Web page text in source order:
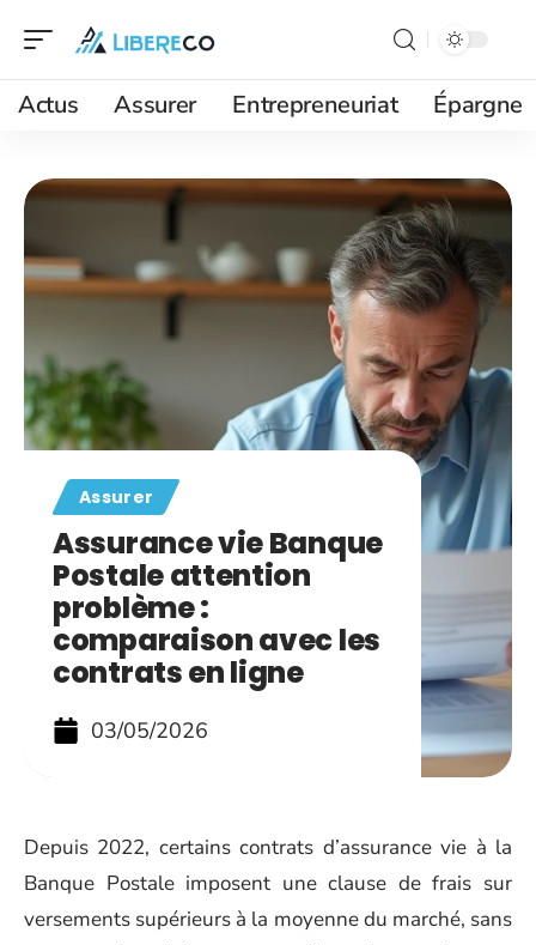
Actus Assurer Entrepreneuriat Épargne
Assurer
Assurance vie Banque
Postale attention
problème :
comparaison avec les
contrats en ligne
03/05/2026
Depuis 2022, certains contrats d’assurance vie à la
Banque Postale imposent une clause de frais sur
versements supérieurs à la moyenne du marché, sans